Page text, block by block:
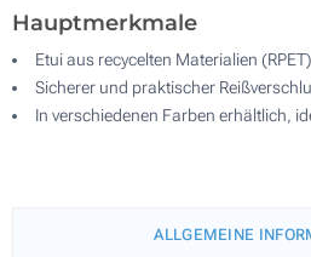
Hauptmerkmale
Etui aus recycelten Materialien (RPET)
Sicherer und praktischer
In verschiedenen Farben erhältlich,
ALLGEMEINE